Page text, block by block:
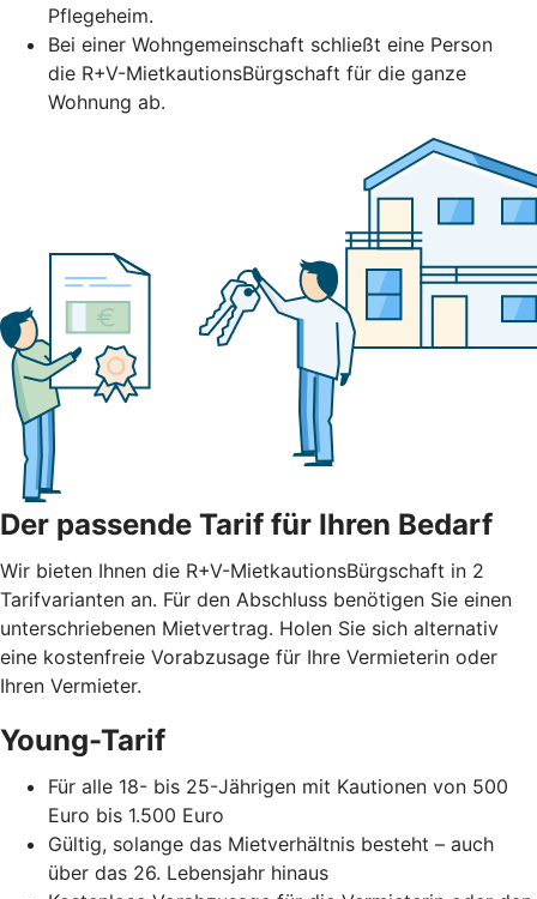
Pflegeheim.
Bei einer Wohngemeinschaft schließt eine Person
die R+V-MietkautionsBürgschaft für die ganze
Wohnung ab.
Der passende Tarif für Ihren Bedarf
Wir bieten Ihnen die R+V-MietkautionsBürgschaft in 2
Tarifvarianten an. Für den Abschluss benötigen Sie einen
unterschriebenen Mietvertrag. Holen Sie sich alternativ
eine kostenfreie Vorabzusage für Ihre Vermieterin oder
Ihren Vermieter.
Young-Tarif
Für alle 18- bis 25-Jährigen mit Kautionen von 500
Euro bis 1.500 Euro
Gültig, solange das Mietverhältnis besteht – auch
über das 26. Lebensjahr hinaus